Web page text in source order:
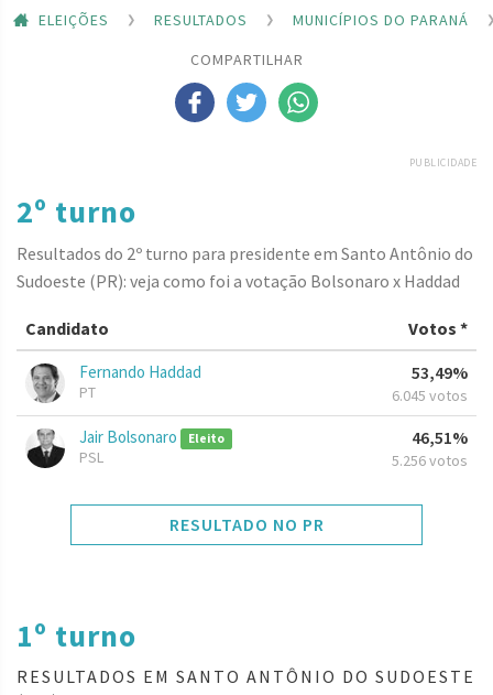
ELEIÇÕES RESULTADOS
MUNICÍPIOS DO PARANÁ
COMPARTILHAR
PUBLICIDADE
2º turno
Resultados do 2º turno para presidente em Santo Antônio do
Sudoeste (PR): veja como foi a votação Bolsonaro x Haddad
Candidato Votos *
Fernando Haddad
PT
53,49%
6.045 votos
Jair Bolsonaro Eleito
PSL
46,51%
5.256 votos
RESULTADO NO PR
1º turno
RESULTADOS EM SANTO ANTÔNIO DO SUDOESTE